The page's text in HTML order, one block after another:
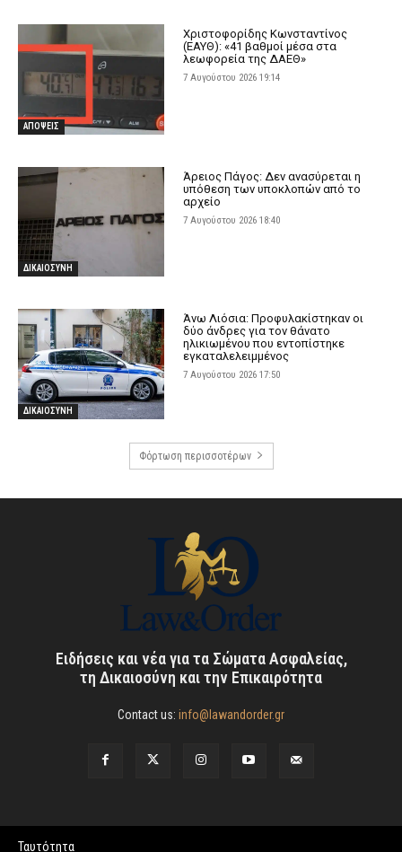
ΑΠΟΨΕΙΣ
Χριστοφορίδης Κωνσταντίνος
(ΕΑΥΘ): «41 βαθμοί μέσα στα
λεωφορεία της ΔΑΕΘ»
7 Αυγούστου 2026 19:14
ΔΙΚΑΙΟΣΥΝΗ
Άρειος Πάγος: Δεν ανασύρεται η
υπόθεση των υποκλοπών από το
αρχείο
7 Αυγούστου 2026 18:40
ΔΙΚΑΙΟΣΥΝΗ
Άνω Λιόσια: Προφυλακίστηκαν οι
δύο άνδρες για τον θάνατο
ηλικιωμένου που εντοπίστηκε
εγκαταλελειμμένος
7 Αυγούστου 2026 17:50
Φόρτωση περισσοτέρων
Ειδήσεις και νέα για τα Σώματα Ασφαλείας,
τη Δικαιοσύνη και την Επικαιρότητα
Contact us: info@lawandorder.gr
Ταυτότητα